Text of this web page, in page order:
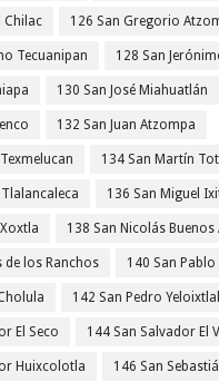
Chilac 126 San Gregorio
Tecuanipan 128 San
130 San José Miahuatlán
132 San Juan Atzompa
134 San Martín
136 San Miguel
138 San Nicolás Buenos
de los Ranchos 140 San
142 San Pedro
El Seco 144 San Salvador El
Huixcolotla 146 San